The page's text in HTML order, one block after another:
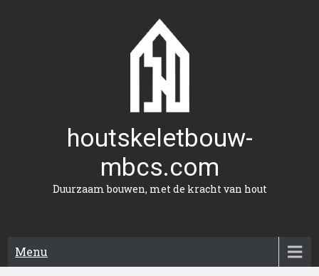
houtskeletbouw-
mbcs.com
Duurzaam bouwen, met de kracht van hout
Menu